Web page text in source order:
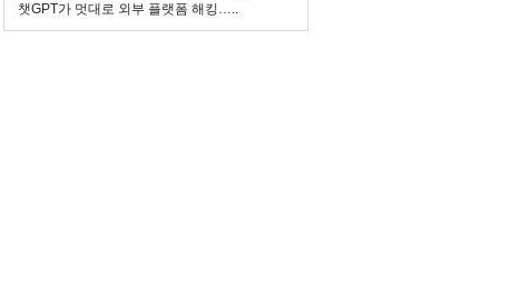
챗GPT가 멋대로 외부 플랫폼 해킹…..